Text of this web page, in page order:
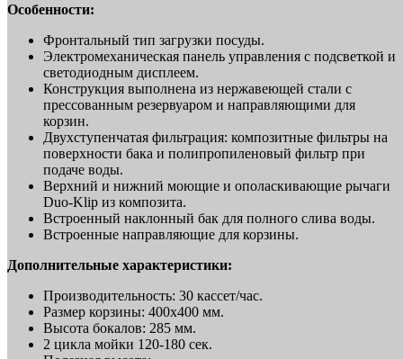
Особенности:
Фронтальный тип загрузки посуды.
Электромеханическая панель управления с подсветкой и
светодиодным дисплеем.
Конструкция выполнена из нержавеющей стали с
прессованным резервуаром и направляющими для
корзин.
Двухступенчатая фильтрация: композитные фильтры на
поверхности бака и полипропиленовый фильтр при
подаче воды.
Верхний и нижний моющие и ополаскивающие рычаги
Duo-Klip из композита.
Встроенный наклонный бак для полного слива воды.
Встроенные направляющие для корзины.
Дополнительные характеристики:
Производительность: 30 кассет/час.
Размер корзины: 400x400 мм.
Высота бокалов: 285 мм.
2 цикла мойки 120-180 сек.